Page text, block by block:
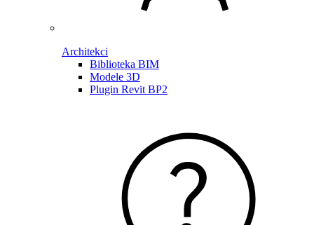
Architekci
Biblioteka BIM
Modele 3D
Plugin Revit BP2